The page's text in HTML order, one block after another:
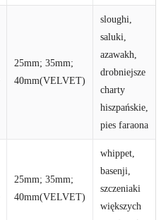
25mm; 35mm;
40mm(VELVET)
sloughi,
saluki,
azawakh,
drobniejsze
charty
hiszpańskie,
pies faraona
25mm; 35mm;
40mm(VELVET)
whippet,
basenji,
szczeniaki
większych